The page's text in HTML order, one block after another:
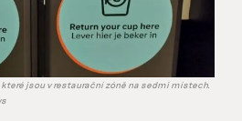
jsou v restaurační zóně na sedmi místech.